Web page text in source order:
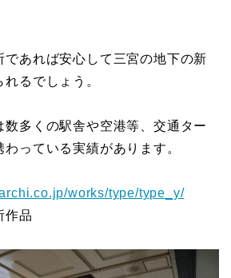
であれば安心して三宮の地下の新
るでしょう。
数多くの駅舎や空港等、交通ター
わっている実績があります。
works/type/type_y/
作品